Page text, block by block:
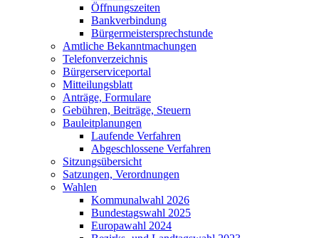
Öffnungszeiten
Bankverbindung
Bürgermeistersprechstunde
Amtliche Bekanntmachungen
Telefonverzeichnis
Bürgerserviceportal
Mitteilungsblatt
Anträge, Formulare
Gebühren, Beiträge, Steuern
Bauleitplanungen
Laufende Verfahren
Abgeschlossene Verfahren
Sitzungsübersicht
Satzungen, Verordnungen
Wahlen
Kommunalwahl 2026
Bundestagswahl 2025
Europawahl 2024